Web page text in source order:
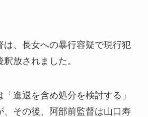
は、長女への暴行容疑で現行犯
放されました。
進退を含め処分を検討する」
、その後、阿部前監督は山口寿